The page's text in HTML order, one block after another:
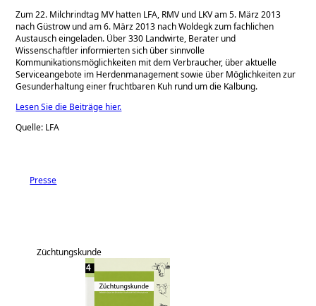
Zum 22. Milchrindtag MV hatten LFA, RMV und LKV am 5. März 2013
nach Güstrow und am 6. März 2013 nach Woldegk zum fachlichen
Austausch eingeladen. Über 330 Landwirte, Berater und
Wissenschaftler informierten sich über sinnvolle
Kommunikationsmöglichkeiten mit dem Verbraucher, über aktuelle
Serviceangebote im Herdenmanagement sowie über Möglichkeiten zur
Gesunderhaltung einer fruchtbaren Kuh rund um die Kalbung.
Lesen Sie die Beiträge hier.
Quelle: LFA
Presse
Züchtungskunde